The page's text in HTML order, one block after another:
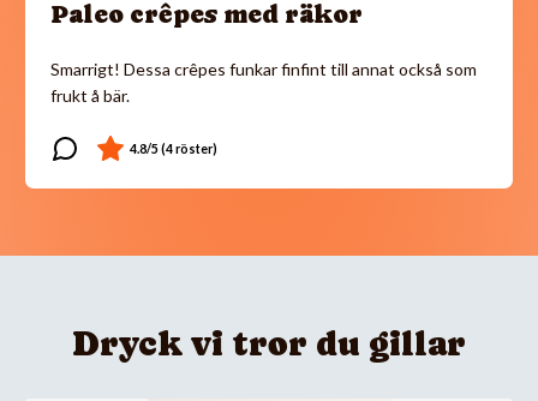
Paleo crêpes med räkor
Smarrigt! Dessa crêpes funkar finfint till annat också som
frukt å bär.
Dryck vi tror du gillar